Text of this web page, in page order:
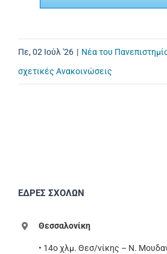
Πε, 02 Ιούλ '26 | Νέα του
σχετικές Ανακοινώσεις
ΕΔΡΕΣ ΣΧΟΛΩΝ
Θεσσαλονίκη
• 14ο χλμ. Θεσ/νίκης – Ν.